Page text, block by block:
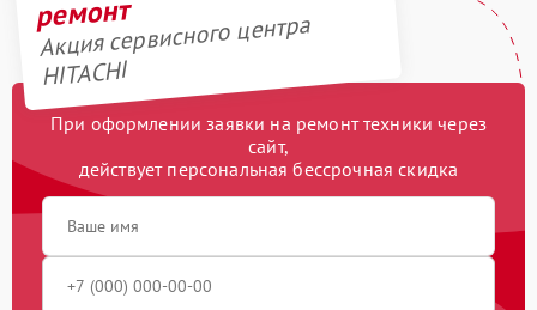
ремонт
Акция сервисного центра
HITACHI
При оформлении заявки на ремонт техники через
сайт,
действует персональная бессрочная скидка